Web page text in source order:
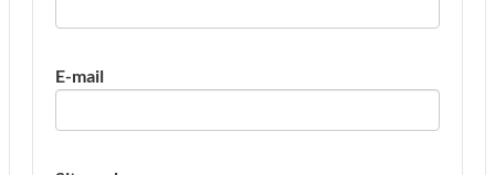
E-mail